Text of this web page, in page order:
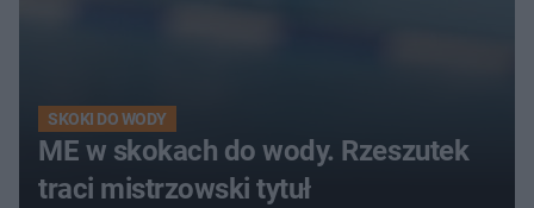
SKOKI DO WODY
ME w skokach do wody. Rzeszutek
traci mistrzowski tytuł